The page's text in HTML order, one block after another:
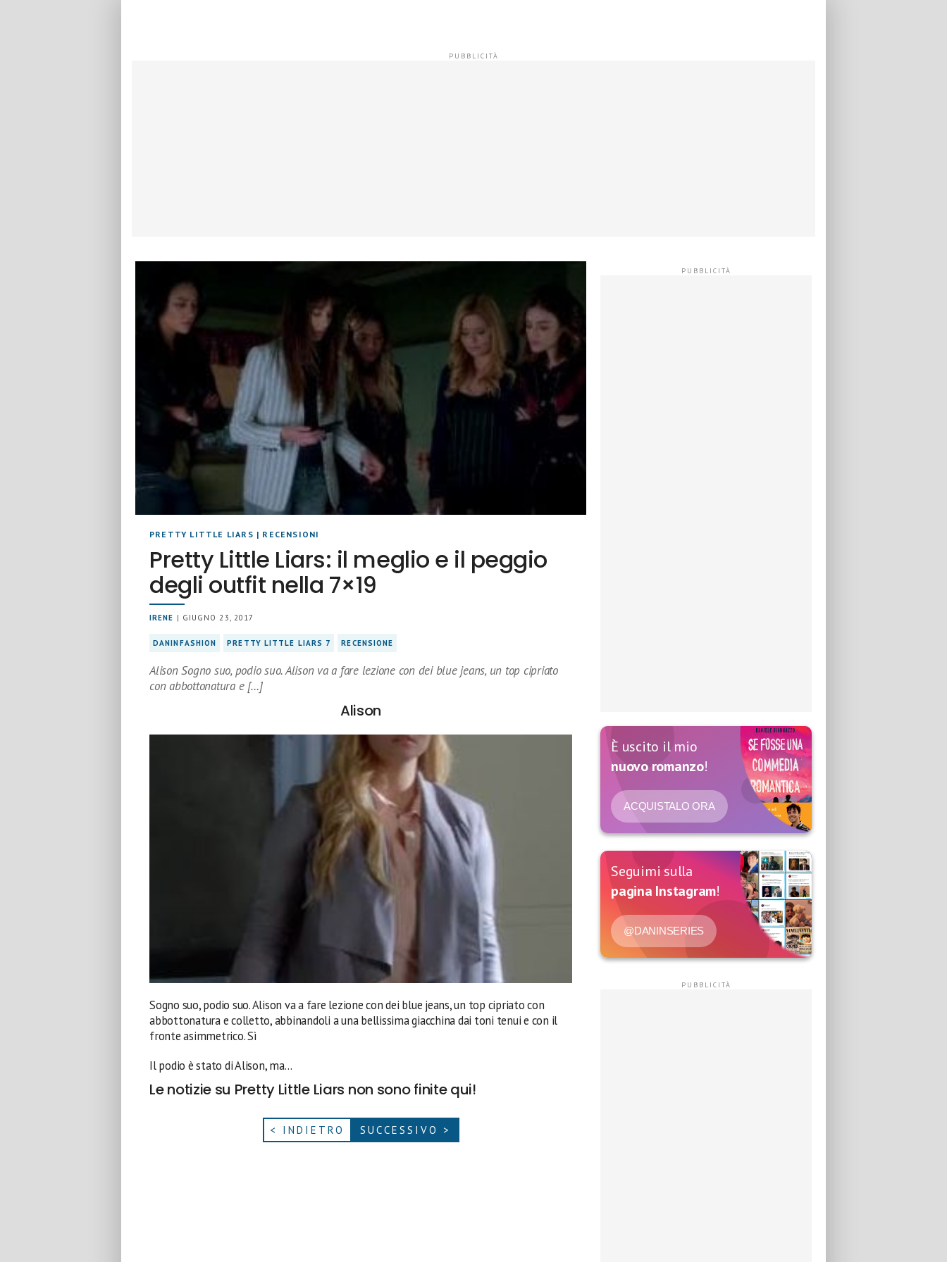
PRETTY LITTLE LIARS | RECENSIONI
Pretty Little Liars: il meglio e il peggio
degli outfit nella 7×19
IRENE | GIUGNO 23, 2017
DANINFASHION PRETTY LITTLE LIARS 7 RECENSIONE
Alison Sogno suo, podio suo. Alison va a fare lezione con dei blue jeans, un top cipriato
con abbottonatura e […]
Alison
Sogno suo, podio suo. Alison va a fare lezione con dei blue jeans, un top cipriato con
abbottonatura e colletto, abbinandoli a una bellissima giacchina dai toni tenui e con il
fronte asimmetrico. Sì
Il podio è stato di Alison, ma…
Le notizie su Pretty Little Liars non sono finite qui!
< INDIETRO SUCCESSIVO >
È uscito il mio
nuovo romanzo!
ACQUISTALO ORA
Seguimi sulla
pagina Instagram!
@DANINSERIES